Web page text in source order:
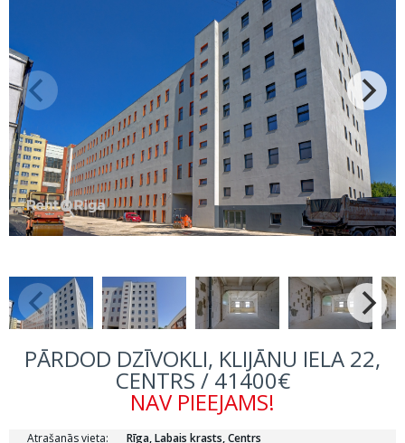
PĀRDOD DZĪVOKLI, KLIJĀNU IELA 22,
CENTRS / 41400€
NAV PIEEJAMS!
Atrašanās vieta:
Rīga, Labais krasts, Centrs